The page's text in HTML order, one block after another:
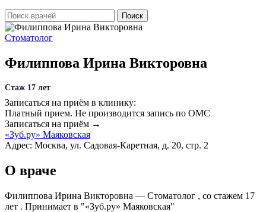
Стоматолог
Филиппова Ирина Викторовна
Стаж 17 лет
Записаться на приём в клинику:
Платный прием. Не производится запись по ОМС
Записаться на приём →
«Зуб.ру» Маяковская
Адрес: Москва, ул. Садовая-Каретная, д. 20, стр. 2
О враче
Филиппова Ирина Викторовна — Стоматолог , со стажем 17
лет . Принимает в "«Зуб.ру» Маяковская"